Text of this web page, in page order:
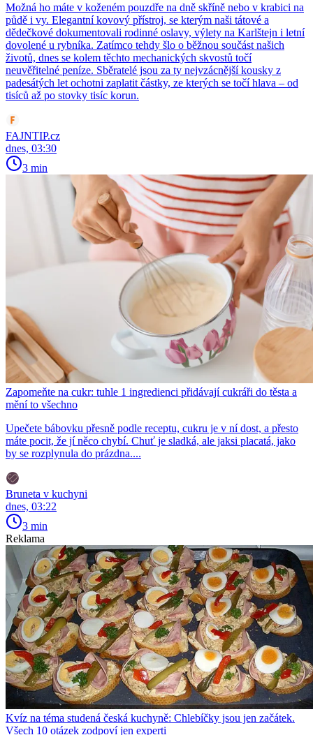
Možná ho máte v koženém pouzdře na dně skříně nebo v krabici na
půdě i vy. Elegantní kovový přístroj, se kterým naši tátové a
dědečkové dokumentovali rodinné oslavy, výlety na Karlštejn i letní
dovolené u rybníka. Zatímco tehdy šlo o běžnou součást našich
životů, dnes se kolem těchto mechanických skvostů točí
neuvěřitelné peníze. Sběratelé jsou za ty nejvzácnější kousky z
padesátých let ochotni zaplatit částky, ze kterých se točí hlava – od
tisíců až po stovky tisíc korun.
FAJNTIP.cz
dnes, 03:30
3 min
Zapomeňte na cukr: tuhle 1 ingredienci přidávají cukráři do těsta a
mění to všechno
Upečete bábovku přesně podle receptu, cukru je v ní dost, a přesto
máte pocit, že jí něco chybí. Chuť je sladká, ale jaksi placatá, jako
by se rozplynula do prázdna....
Bruneta v kuchyni
dnes, 03:22
3 min
Reklama
Kvíz na téma studená česká kuchyně: Chlebíčky jsou jen začátek.
Všech 10 otázek zodpoví jen experti